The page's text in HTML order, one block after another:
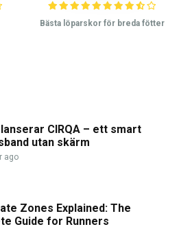
Bästa löparskor för breda fötter
CIRQA – ett smart
utan skärm
ago
Zones Explained: The
Guide for Runners